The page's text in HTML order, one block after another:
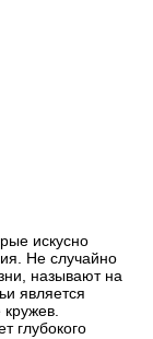
искусно
Не случайно
называют на
является
глубокого